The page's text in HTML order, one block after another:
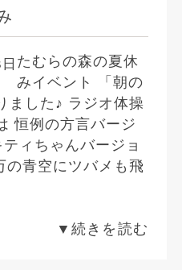
たむらの森の夏休
みイベント 「朝の
ました♪ ラジオ体操
恒例の方言バージ
ィちゃんバージョ
の青空にツバメも飛
▼続きを読む